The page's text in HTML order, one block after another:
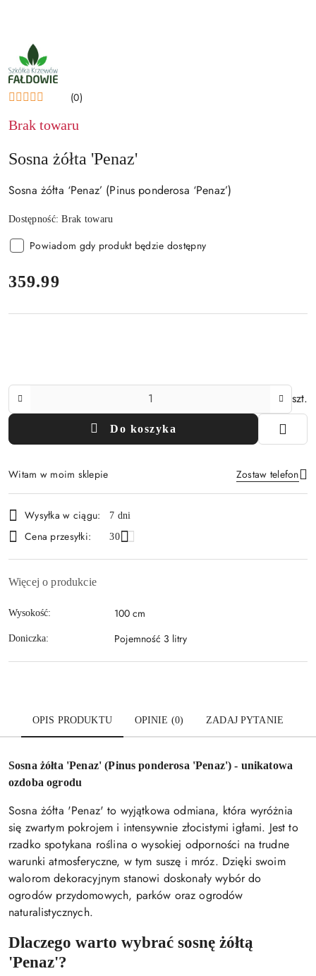
NAZWA
PRODUCENTA:
SZKÓŁKA
KRZEWÓW
FAŁDOWIE
(0)
Brak towaru
Sosna żółta 'Penaz'
Sosna żółta ‘Penaz’ (Pinus ponderosa ‘Penaz’)
Dostępność:Brak towaru
Powiadom gdy produkt będzie dostępny
cena:
359.99
szt.
Do koszyka
Witam w moim sklepie Zostaw telefon
i
dostawa
Wysyłka w ciągu: 7 dni
Cena przesyłki: 30
Więcej o produkcie
Wysokość: 100 cm
Doniczka: Pojemność 3 litry
OPIS PRODUKTU OPINIE (0) ZADAJ PYTANIE
Sosna żółta 'Penaz' (Pinus ponderosa 'Penaz') - unikatowa
ozdoba ogrodu
Sosna żółta 'Penaz' to wyjątkowa odmiana, która wyróżnia
się zwartym pokrojem i intensywnie złocistymi igłami. Jest to
rzadko spotykana roślina o wysokiej odporności na trudne
warunki atmosferyczne, w tym suszę i mróz. Dzięki swoim
walorom dekoracyjnym stanowi doskonały wybór do
ogrodów przydomowych, parków oraz ogrodów
naturalistycznych.
Dlaczego warto wybrać sosnę żółtą
'Penaz'?